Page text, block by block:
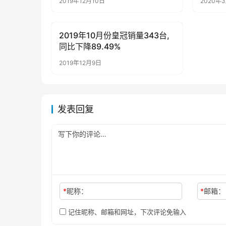
母婴亲子
2019年10月份皇冠销量343台,
同比下降89.49%
2019年12月9日
发表回复
*昵称： *邮箱：
记住昵称、邮箱和网址，下次评论免输入